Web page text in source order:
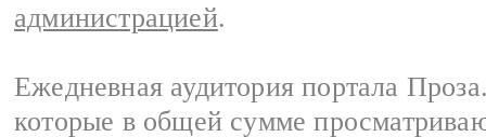
администрацией.
Ежедневная аудитория портала
которые в общей сумме